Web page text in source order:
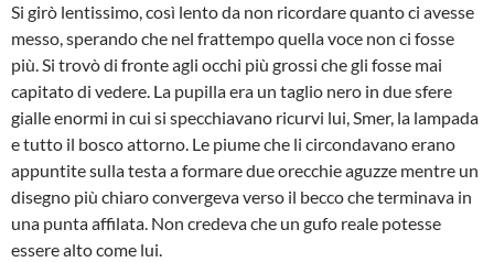
Si girò lentissimo, così lento da non ricordare quanto ci avesse
messo, sperando che nel frattempo quella voce non ci fosse
più. Si trovò di fronte agli occhi più grossi che gli fosse mai
capitato di vedere. La pupilla era un taglio nero in due sfere
gialle enormi in cui si specchiavano ricurvi lui, Smer, la lampada
e tutto il bosco attorno. Le piume che li circondavano erano
appuntite sulla testa a formare due orecchie aguzze mentre un
disegno più chiaro convergeva verso il becco che terminava in
una punta affilata. Non credeva che un gufo reale potesse
essere alto come lui.